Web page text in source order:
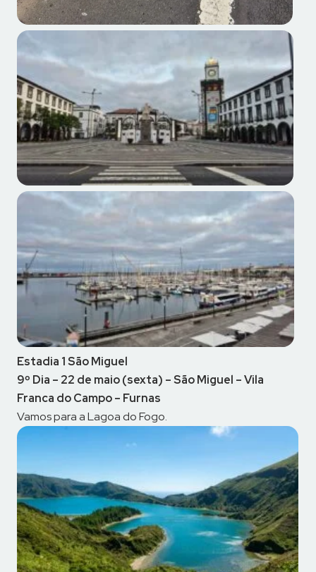
Estadia 1 São Miguel
9º Dia – 22 de maio (sexta) – São Miguel – Vila
Franca do Campo – Furnas
Vamos para a Lagoa do Fogo.